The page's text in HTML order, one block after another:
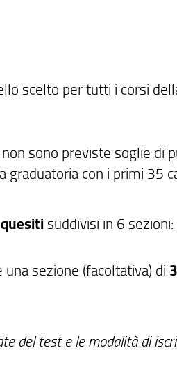
scelto per tutti i corsi
sono previste soglie
con i primi 35
suddivisi in 6 sezioni:
sezione (facoltativa) di
del test e le modalità di